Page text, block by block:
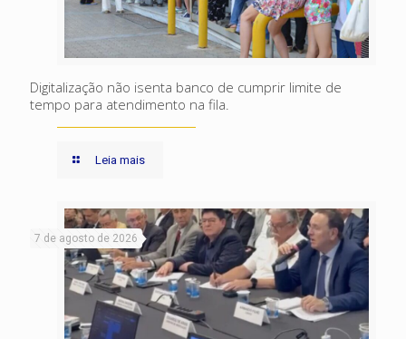
Digitalização não isenta banco de cumprir limite de
tempo para atendimento na fila.
Leia mais
7 de agosto de 2026